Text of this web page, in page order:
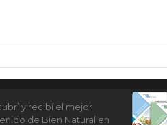
y recibí el mejor
de Bien Natural en